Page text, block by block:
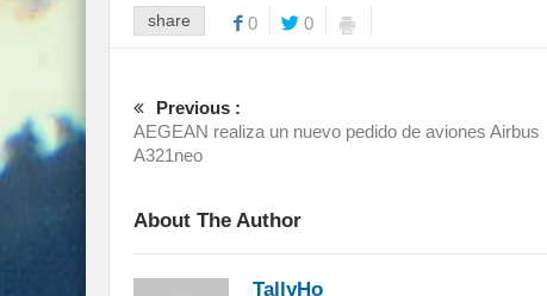
share 0 0
Previous :
AEGEAN realiza un nuevo pedido de aviones Airbus
A321neo
About The Author
TallyHo